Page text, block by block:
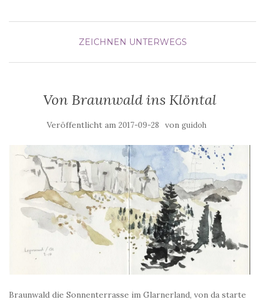
ZEICHNEN UNTERWEGS
Von Braunwald ins Klöntal
Veröffentlicht am 2017-09-28 von guidoh
Braunwald die Sonnenterrasse im Glarnerland, von da starte